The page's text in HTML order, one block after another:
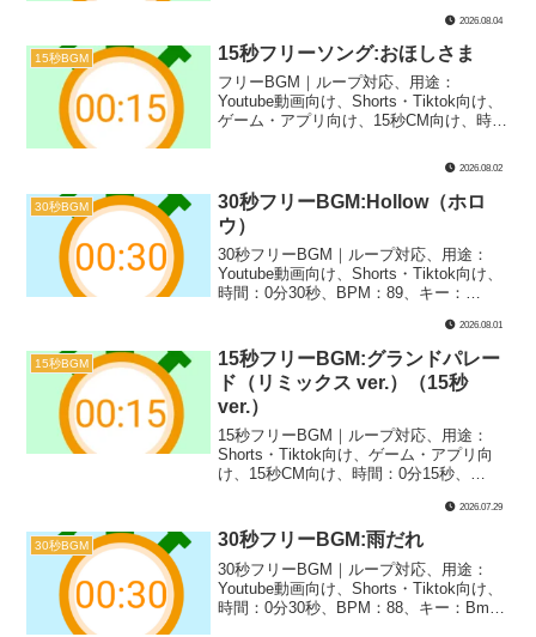
｜15秒BGM第64弾！接戦や緊迫の試合を
イメージした1曲です！バトルシーンや実
況動画で盛り上がってきた場面にぴった
り！
2026.08.04
15秒BGM 15秒フリーソング:おほしさま
フリーBGM｜ループ対応、用途：
Youtube動画向け、Shorts・Tiktok向け、
ゲーム・アプリ向け、15秒CM向け、時
ャンル：あかるい、楽器：ボーカル、ト
イミュージック｜15秒ソング第2弾！星空
をテーマにした歌です！ドライブやキャ
ンプ系のCMや動画のEDなどにぴった
り！
2026.08.02
30秒BGM
30秒フリーBGM:Hollow（ホロ
ウ）
30秒フリーBGM｜ループ対応、用途：
Youtube動画向け、Shorts・Tiktok向け、
時間：0分30秒、BPM：89、キー：
セサイザー｜30秒BGM第45弾！廃墟や呪
術、あるいは落ち込んだときのようなシ
ーンにぴったりの1曲です！
2026.08.01
15秒BGM
15秒フリーBGM:グランドパレー
ド（リミックス ver.）（15秒
ver.）
15秒フリーBGM｜ループ対応、用途：
Shorts・Tiktok向け、ゲーム・アプリ向
け、15秒CM向け、時間：0分15秒、
れ、あかるい、楽器：オーケストラ｜15
秒BGM第63弾！オーケストラ風に仕上げ
た、パレード系な一曲『グランドパレー
ド』のリミックスバージョンです！感謝
祭やフェスティバル、フィナーレのシー
ンなどの楽しくて盛り上がる場面にぴっ
2026.07.29
30秒BGM 30秒フリーBGM:雨だれ
30秒フリーBGM｜ループ対応、用途：
Youtube動画向け、Shorts・Tiktok向け、
時間：0分30秒、BPM：88、キー：Bm、